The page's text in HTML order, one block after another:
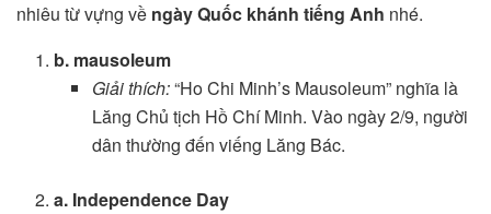
nhiêu từ vựng về ngày Quốc khánh tiếng Anh nhé.
b. mausoleum
Giải thích:“Ho Chi Minh’s Mausoleum” nghĩa là
Lăng Chủ tịch Hồ Chí Minh. Vào ngày 2/9, người
dân thường đến viếng Lăng Bác.
a. Independence Day